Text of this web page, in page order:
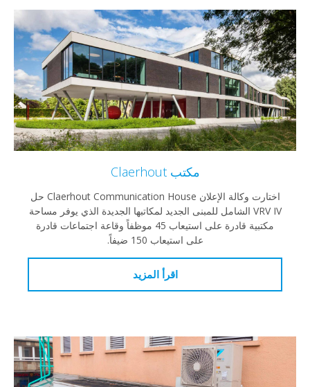
مكتب Claerhout
اختارت وكالة الإعلان Claerhout Communication House حل
VRV IV الشامل للمبنى الجديد لمكاتبها الجديدة الذي يوفر مساحة
مكتبية قادرة على استيعاب 45 موظفاً وقاعة اجتماعات قادرة
على استيعاب 150 ضيفاً.
اقرأ المزيد